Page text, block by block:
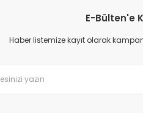
götüren lezzet
güzel gramaja göre bence biraz
bozuk veya görüntülenemiyor.
eksik bilgiler bulunuyor.
E-Bülten'e
Haber listemize kayıt olarak